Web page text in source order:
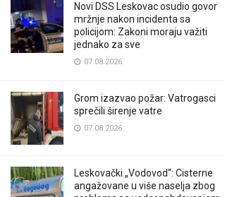
Novi DSS Leskovac osudio govor
mržnje nakon incidenta sa
policijom: Zakoni moraju važiti
jednako za sve
07.08.2026.
Grom izazvao požar: Vatrogasci
sprečili širenje vatre
07.08.2026.
Leskovački „Vodovod“: Cisterne
angažovane u više naselja zbog